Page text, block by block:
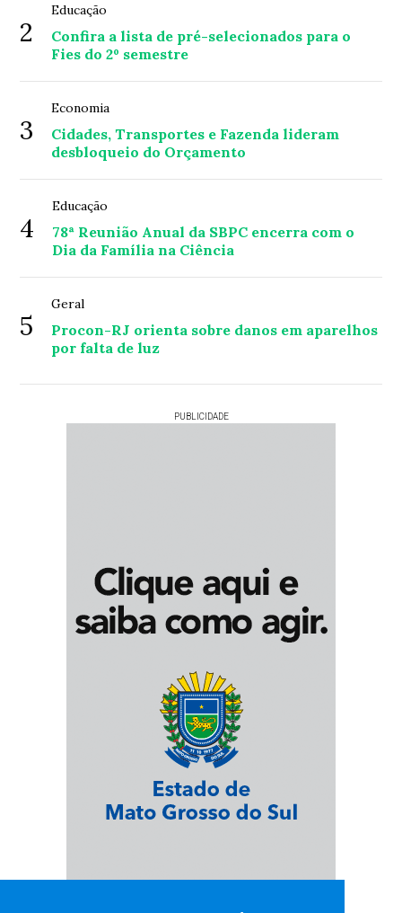
2
Educação
Confira a lista de pré-selecionados para o
Fies do 2º semestre
3
Economia
Cidades, Transportes e Fazenda lideram
desbloqueio do Orçamento
4
Educação
78ª Reunião Anual da SBPC encerra com o
Dia da Família na Ciência
5
Geral
Procon-RJ orienta sobre danos em aparelhos
por falta de luz
PUBLICIDADE